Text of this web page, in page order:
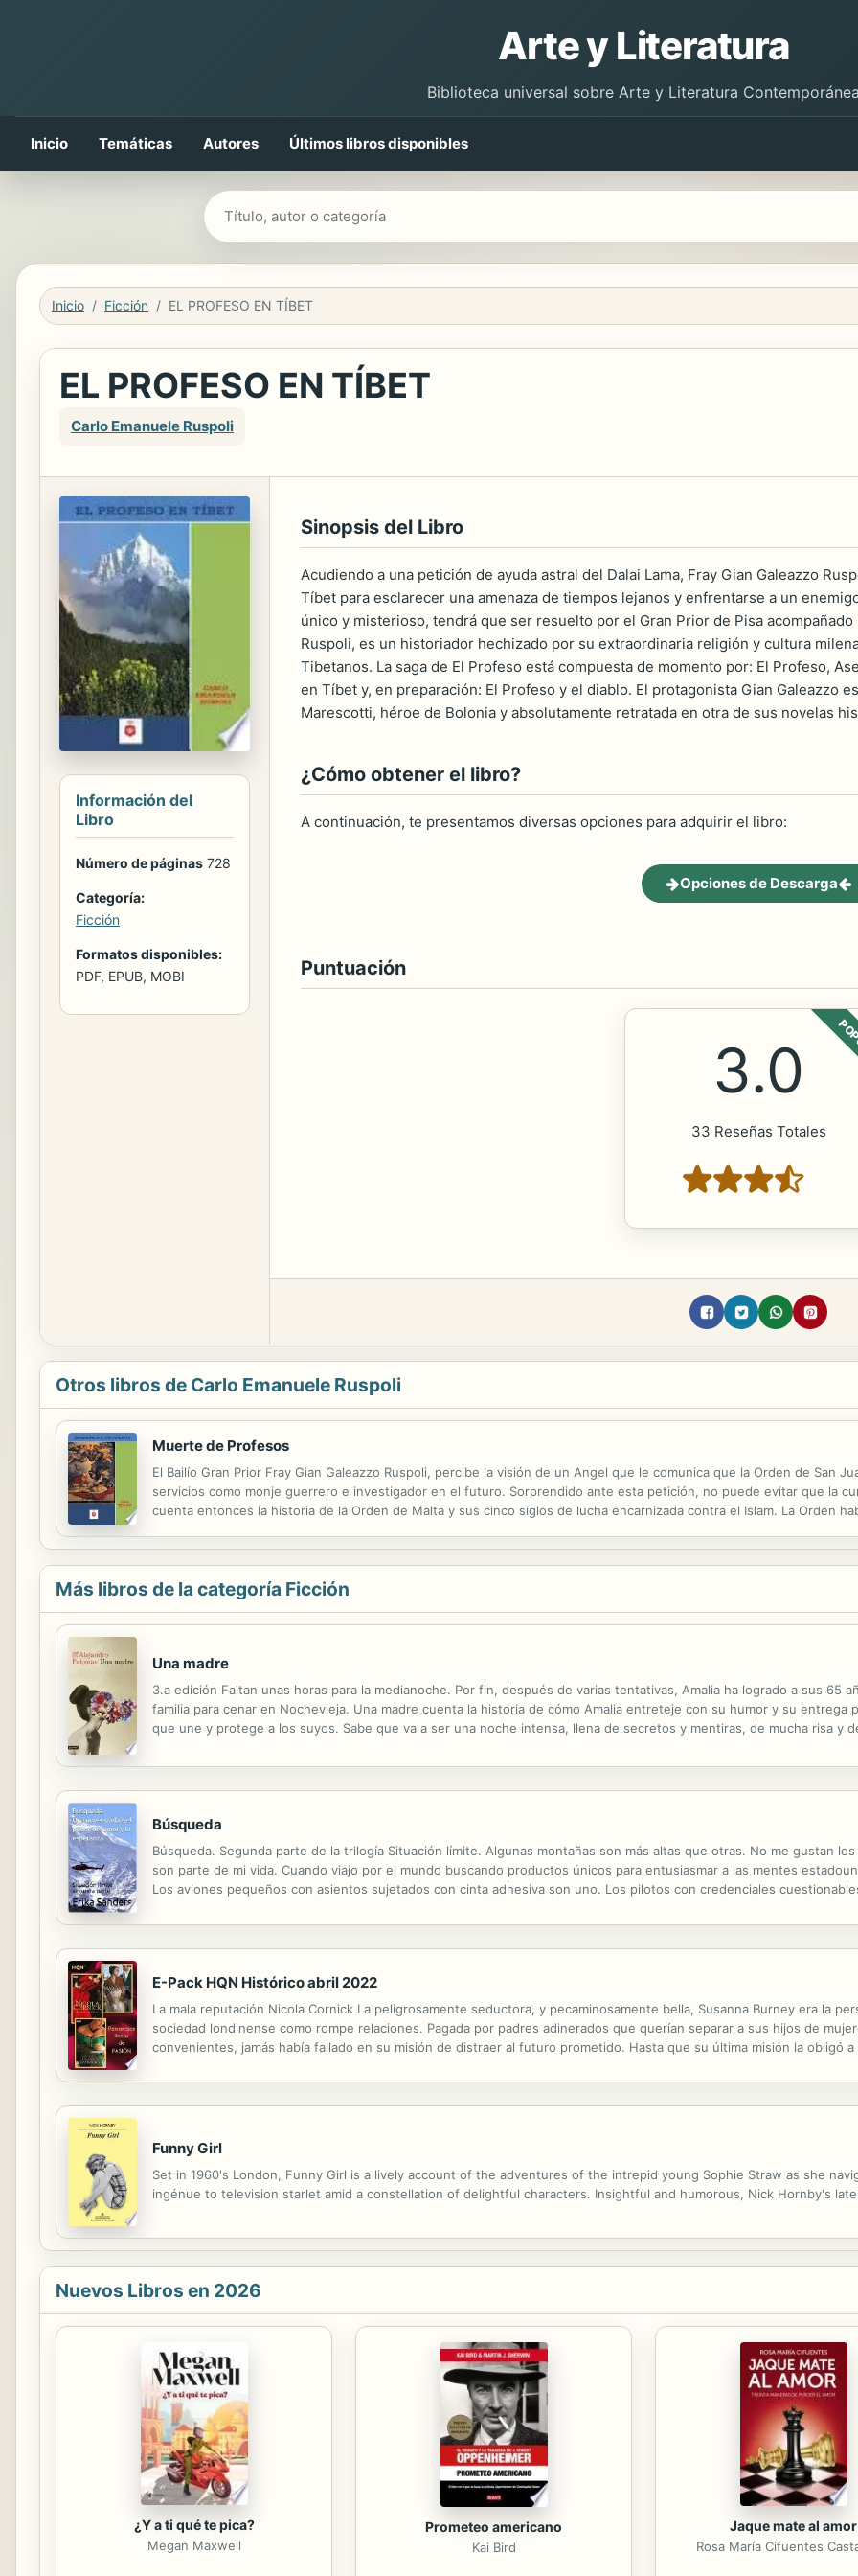
Arte y Literatura
Biblioteca universal sobre Arte y Literatura
Inicio Temáticas Autores Últimos libros disponibles
Buscar libros
Inicio Ficción EL PROFESO EN TÍBET
EL PROFESO EN TÍBET
Carlo Emanuele Ruspoli
Información del
Libro
Número de páginas 728
Categoría:
Ficción
Formatos disponibles:
PDF, EPUB, MOBI
Sinopsis del Libro
Acudiendo a una petición de ayuda astral del Dalai Lama, Fray Gian Galeazzo
Tíbet para esclarecer una amenaza de tiempos lejanos y enfrentarse a un
único y misterioso, tendrá que ser resuelto por el Gran Prior de Pisa
Ruspoli, es un historiador hechizado por su extraordinaria religión y cultura
Tibetanos. La saga de El Profeso está compuesta de momento por: El Profeso,
en Tíbet y, en preparación: El Profeso y el diablo. El protagonista Gian Galeazzo
Marescotti, héroe de Bolonia y absolutamente retratada en otra de sus novelas
¿Cómo obtener el libro?
A continuación, te presentamos diversas opciones para adquirir el libro:
Opciones de Descarga
Puntuación
3.0
33 Reseñas Totales
Otros libros de Carlo Emanuele Ruspoli
Muerte de Profesos
El Bailío Gran Prior Fray Gian Galeazzo Ruspoli, percibe la visión de un Angel que le comunica que la Orden de San
servicios como monje guerrero e investigador en el futuro. Sorprendido ante esta petición, no puede evitar que la
cuenta entonces la historia de la Orden de Malta y sus cinco siglos de lucha encarnizada contra el Islam. La Orden
Más libros de la categoría Ficción
Una madre
3.a edición Faltan unas horas para la medianoche. Por fin, después de varias tentativas, Amalia ha logrado a sus 65
familia para cenar en Nochevieja. Una madre cuenta la historia de cómo Amalia entreteje con su humor y su entrega
que une y protege a los suyos. Sabe que va a ser una noche intensa, llena de secretos y mentiras, de mucha risa y
Búsqueda
Búsqueda. Segunda parte de la trilogía Situación límite. Algunas montañas son más altas que otras. No me gustan
son parte de mi vida. Cuando viajo por el mundo buscando productos únicos para entusiasmar a las mentes
Los aviones pequeños con asientos sujetados con cinta adhesiva son uno. Los pilotos con credenciales
E-Pack HQN Histórico abril 2022
La mala reputación Nicola Cornick La peligrosamente seductora, y pecaminosamente bella, Susanna Burney era la
sociedad londinense como rompe relaciones. Pagada por padres adinerados que querían separar a sus hijos de
convenientes, jamás había fallado en su misión de distraer al futuro prometido. Hasta que su última misión la obligó
Funny Girl
Set in 1960's London, Funny Girl is a lively account of the adventures of the intrepid young Sophie Straw as she
ingénue to television starlet amid a constellation of delightful characters. Insightful and humorous, Nick Hornby's
Nuevos Libros en 2026
¿Y a ti qué te pica?
Megan Maxwell
Prometeo americano
Kai Bird
Jaque mate al amor
Rosa María Cifuentes